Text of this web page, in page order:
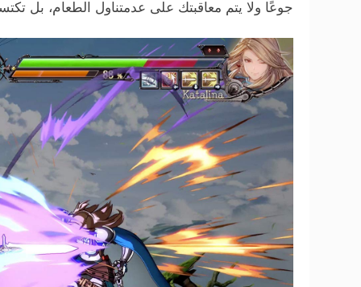
جوعًا ولا يتم معاقبتك على عدمتناول الطعام، بل